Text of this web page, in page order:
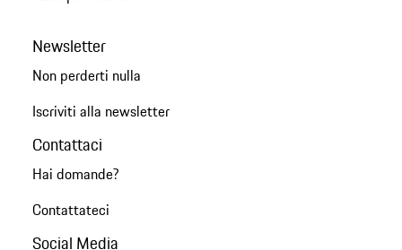
Newsletter
Non perderti nulla
Iscriviti alla newsletter
Contattaci
Hai domande?
Contattateci
Social Media